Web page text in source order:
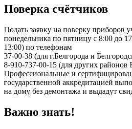
Поверка счётчиков
Подать заявку на поверку приборов
понедельника по пятницу с 8:00 до
13:00) по телефонам
37-00-38 (для г.Белгорода и
8-910-737-00-15 (для других районов
Профессиональные и
государственной аккредитацией
на дому без демонтажа и выдадут
Важно знать!